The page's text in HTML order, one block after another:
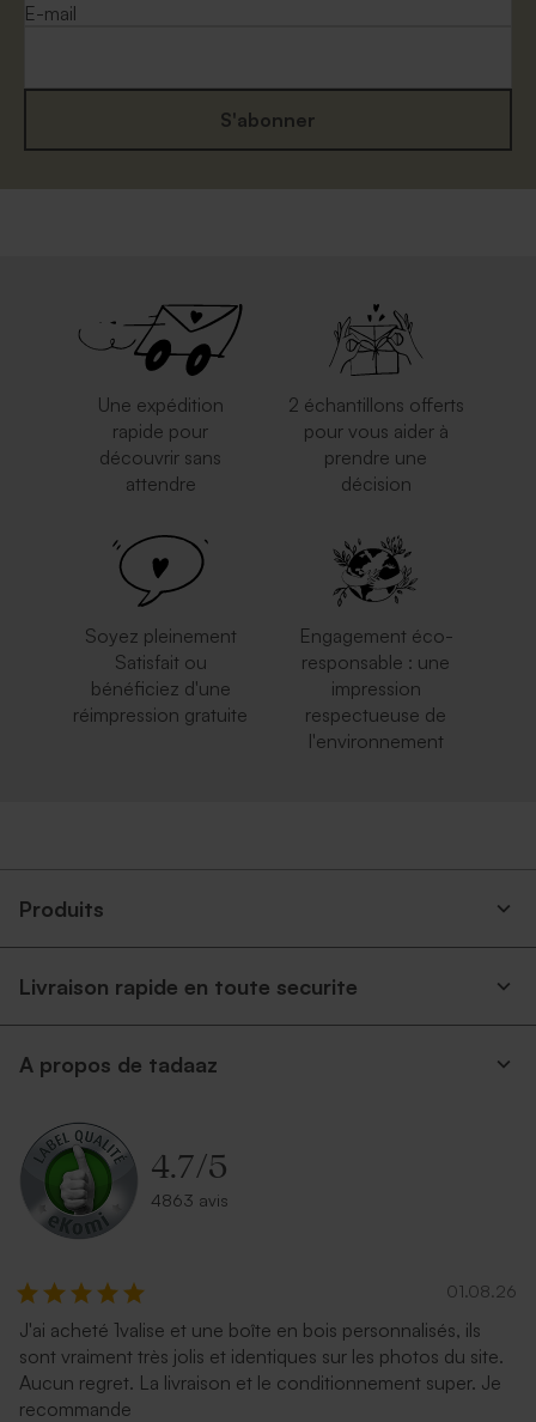
E-mail
S'abonner
Une expédition
rapide pour
découvrir sans
attendre
2 échantillons offerts
pour vous aider à
prendre une
décision
Soyez pleinement
Satisfait ou
bénéficiez d'une
réimpression gratuite
Engagement éco-
responsable : une
impression
respectueuse de
l'environnement
Produits
Livraison rapide en toute securite
A propos de tadaaz
4.7/5
4863 avis
01.08.26
J'ai acheté 1valise et une boîte en bois personnalisés, ils
sont vraiment très jolis et identiques sur les photos du site.
Aucun regret. La livraison et le conditionnement super. Je
recommande